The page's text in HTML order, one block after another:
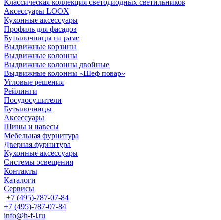
Классическая коллекция светодиодных светильников
Аксессуары LOOX
Кухонные аксессуары
Профиль для фасадов
Бутылочницы на раме
Выдвижные корзины
Выдвижные колонны
Выдвижные колонны двойные
Bыдвижные колонны «Шеф повар»
Угловые решения
Рейлинги
Посудосушители
Бутылочницы
Аксессуары
Шины и навесы
Мебельная фурнитура
Дверная фурнитура
Кухонные аксессуары
Системы освещения
Контакты
Каталоги
Сервисы
+7 (495)-787-07-84
+7 (495)-787-07-84
info@h-f-l.ru